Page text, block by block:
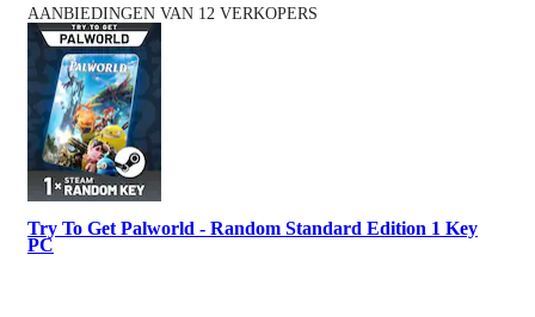
AANBIEDINGEN VAN 12 VERKOPERS
Try To Get Palworld - Random Standard Edition 1 Key
PC